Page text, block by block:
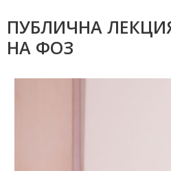
ПУБЛИЧНА
НА ФОЗ